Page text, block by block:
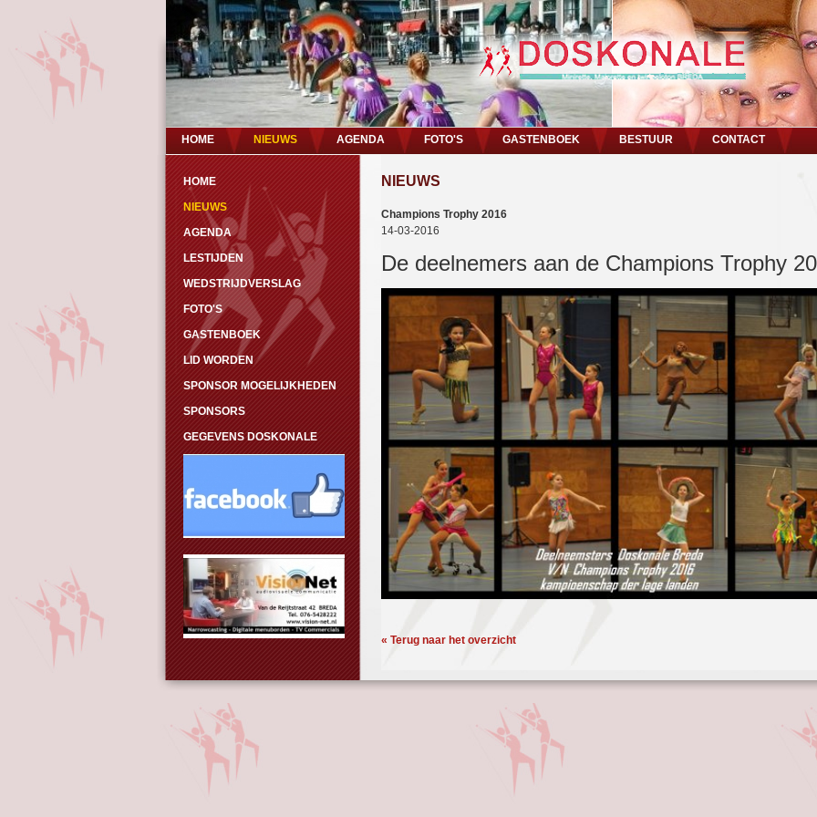
HOME NIEUWS AGENDA FOTO'S GASTENBOEK BESTUUR CONTACT
HOME
NIEUWS
AGENDA
LESTIJDEN
WEDSTRIJDVERSLAG
FOTO'S
GASTENBOEK
LID WORDEN
SPONSOR MOGELIJKHEDEN
SPONSORS
GEGEVENS DOSKONALE
NIEUWS
Champions Trophy 2016
14-03-2016
De deelnemers aan de Champions Trophy
« Terug naar het overzicht